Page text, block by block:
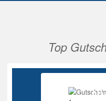
Top
Ab
Vorherige